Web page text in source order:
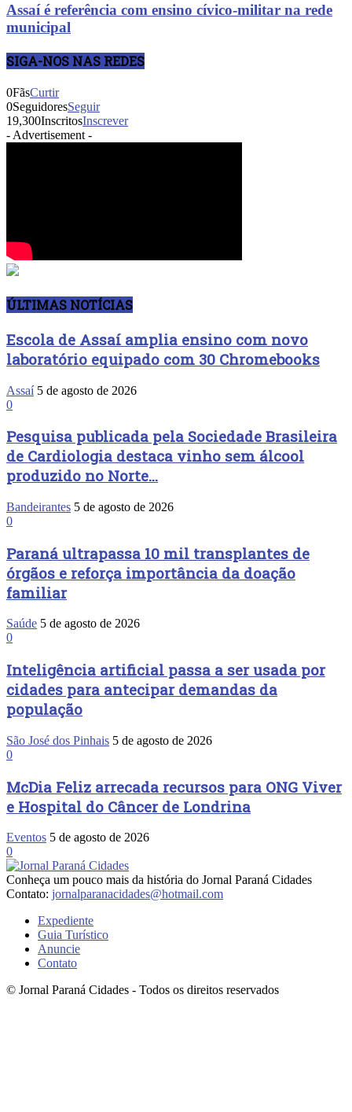
Assaí é referência com ensino cívico-militar na rede
municipal
SIGA-NOS NAS REDES
0FãsCurtir
0SeguidoresSeguir
19,300InscritosInscrever
- Advertisement -
ÚLTIMAS NOTÍCIAS
Escola de Assaí amplia ensino com novo
laboratório equipado com 30 Chromebooks
Assaí 5 de agosto de 2026
0
Pesquisa publicada pela Sociedade Brasileira
de Cardiologia destaca vinho sem álcool
produzido no Norte...
Bandeirantes 5 de agosto de 2026
0
Paraná ultrapassa 10 mil transplantes de
órgãos e reforça importância da doação
familiar
Saúde 5 de agosto de 2026
0
Inteligência artificial passa a ser usada por
cidades para antecipar demandas da
população
São José dos Pinhais 5 de agosto de 2026
0
McDia Feliz arrecada recursos para ONG Viver
e Hospital do Câncer de Londrina
Eventos 5 de agosto de 2026
0
Conheça um pouco mais da história do Jornal Paraná Cidades
Contato: jornalparanacidades@hotmail.com
Expediente
Guia Turístico
Anuncie
Contato
© Jornal Paraná Cidades - Todos os direitos reservados